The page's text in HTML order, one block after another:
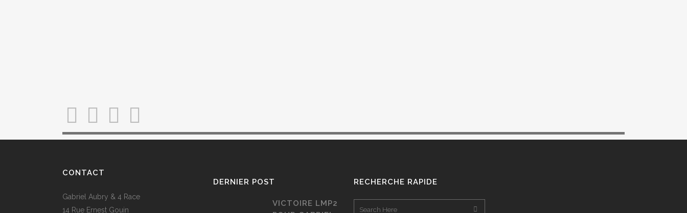
CONTACT
Gabriel Aubry & 4 Race
14 Rue Ernest Gouin
DERNIER POST
VICTOIRE LMP2
RECHERCHE RAPIDE